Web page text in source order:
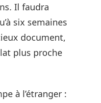
Il faudra
six semaines
document,
plus proche
à l’étranger :